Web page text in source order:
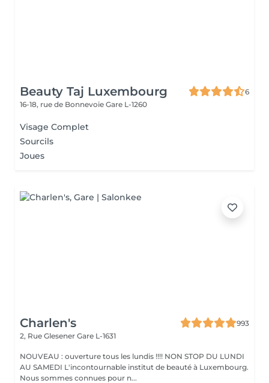
Beauty Taj Luxembourg
6
16-18, rue de Bonnevoie Gare L-1260
Visage Complet
Sourcils
Joues
Charlen's
993
2, Rue Glesener Gare L-1631
NOUVEAU : ouverture tous les lundis !!!! NON STOP DU LUNDI
AU SAMEDI L'incontournable institut de beauté à Luxembourg.
Nous sommes connues pour n...